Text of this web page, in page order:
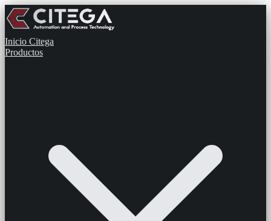
Inicio Citega
Productos